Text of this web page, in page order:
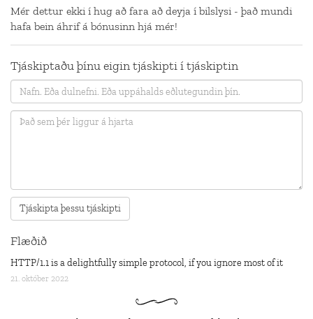
Mér dettur ekki í hug að fara að deyja í bilslysi - það mundi
hafa bein áhrif á bónusinn hjá mér!
Tjáskiptaðu þínu eigin tjáskipti í tjáskiptin
Flæðið
HTTP/1.1 is a delightfully simple protocol, if you ignore most of it
21. október 2022